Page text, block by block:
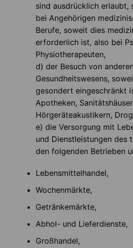
sind ausdrücklich erlaubt,
bei Angehörigen
Berufe, soweit dies
erforderlich ist, also bei
Physiotherapeuten,
d) der Besuch von
Gesundheitswesens,
gesondert eingeschränkt
Apotheken,
Hörgeräteakustikern,
e) die Versorgung mit
und Dienstleistungen des
den folgenden Betrieben
Lebensmittelhandel,
Wochenmärkte,
Getränkemärkte,
Abhol- und Lieferdienste,
Großhandel,